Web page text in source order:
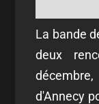
La bande
deux
d'Annecy